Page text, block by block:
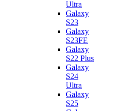
Ultra
Galaxy
S23
Galaxy
S23FE
Galaxy
S22 Plus
Galaxy
S24
Ultra
Galaxy
S25